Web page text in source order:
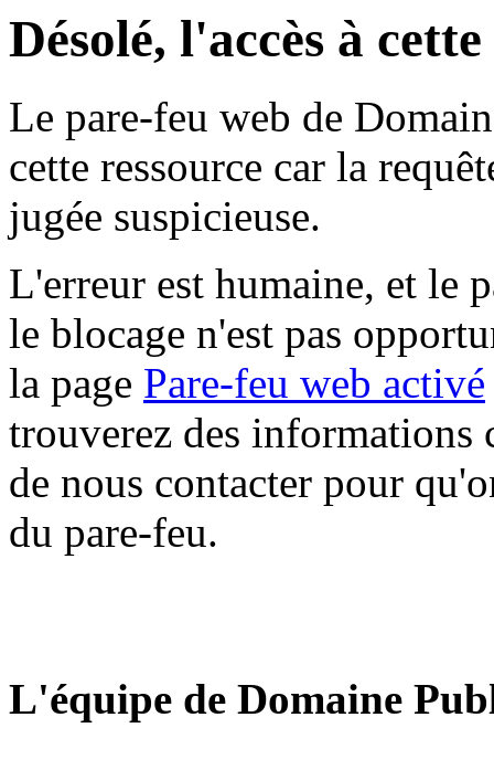
Désolé, l'accès à
Le pare-feu web de
cette ressource car la
jugée suspicieuse.
L'erreur est humaine, et le
le blocage n'est pas
la page Pare-feu web activé
trouverez des informations
de nous contacter pour
du pare-feu.
L'équipe de Domaine